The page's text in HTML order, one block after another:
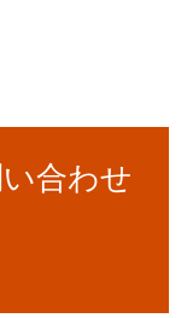
合わせ